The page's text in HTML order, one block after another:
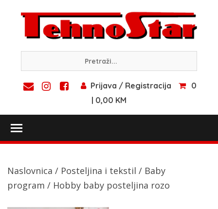
content
Prijava / Registracija
0
| 0,00 KM
Naslovnica / Posteljina i tekstil / Baby
program / Hobby baby posteljina rozo